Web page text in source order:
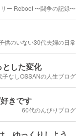
ー Reboot 〜闘争の記録〜
供のいない30代夫婦の日常
した変化
子なしOSSANの人生ブログ
きです
60代のんびりブログ